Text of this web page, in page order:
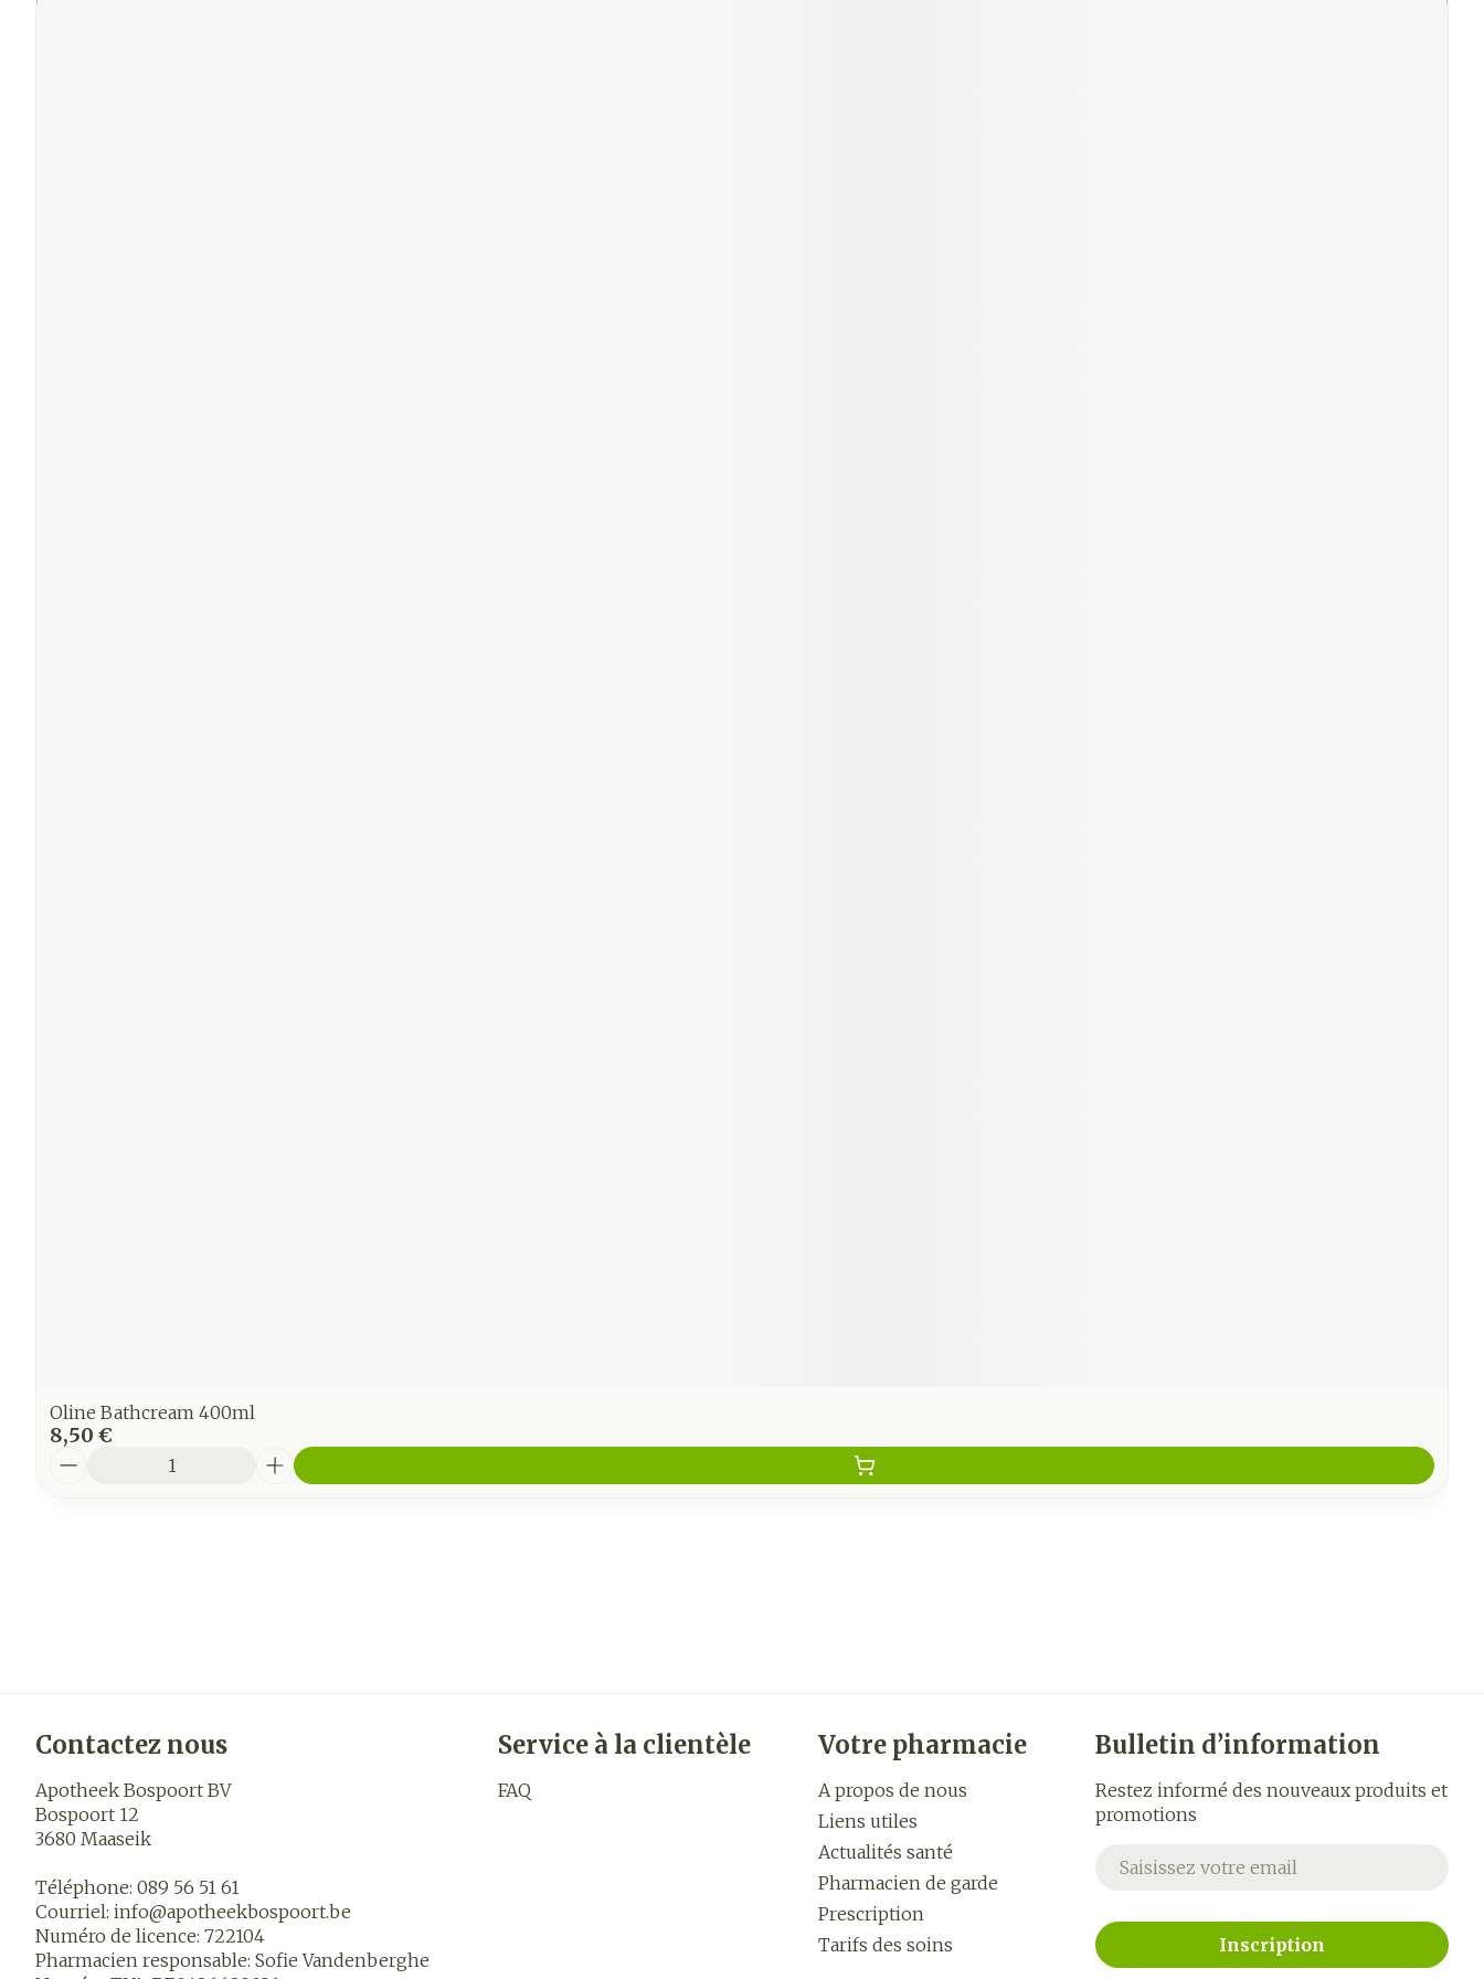
Oline Bathcream 400ml
8,50 €
Contactez nous
Apotheek Bospoort BV
Bospoort 12
3680 Maaseik
Téléphone: 089 56 51 61
Courriel: info@apotheekbospoort.be
Numéro de licence: 722104
Pharmacien responsable: Sofie Vandenberghe
Service à la clientèle
FAQ
Votre pharmacie
A propos de nous
Liens utiles
Actualités santé
Pharmacien de garde
Prescription
Tarifs des soins
Bulletin d’information
Restez informé des nouveaux produits et
promotions
Inscription